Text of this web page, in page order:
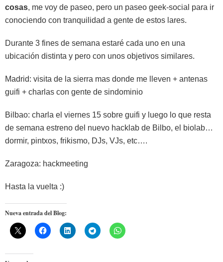
cosas, me voy de paseo, pero un paseo geek-social para ir
conociendo con tranquilidad a gente de estos lares.
Durante 3 fines de semana estaré cada uno en una
ubicación distinta y pero con unos objetivos similares.
Madrid: visita de la sierra mas donde me lleven + antenas
guifi + charlas con gente de sindominio
Bilbao: charla el viernes 15 sobre guifi y luego lo que resta
de semana estreno del nuevo hacklab de Bilbo, el biolab…
dormir, pintxos, frikismo, DJs, VJs, etc….
Zaragoza: hackmeeting
Hasta la vuelta :)
Nueva entrada del Blog: